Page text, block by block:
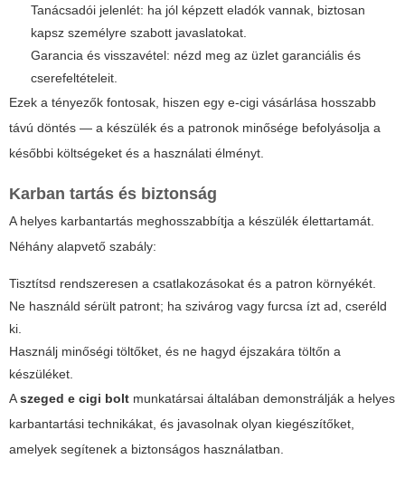
Tanácsadói jelenlét: ha jól képzett eladók vannak, biztosan
kapsz személyre szabott javaslatokat.
Garancia és visszavétel: nézd meg az üzlet garanciális és
cserefeltételeit.
Ezek a tényezők fontosak, hiszen egy e-cigi vásárlása hosszabb
távú döntés — a készülék és a patronok minősége befolyásolja a
későbbi költségeket és a használati élményt.
Karban tartás és biztonság
A helyes karbantartás meghosszabbítja a készülék élettartamát.
Néhány alapvető szabály:
Tisztítsd rendszeresen a csatlakozásokat és a patron környékét.
Ne használd sérült patront; ha szivárog vagy furcsa ízt ad, cseréld
ki.
Használj minőségi töltőket, és ne hagyd éjszakára töltőn a
készüléket.
Aszeged e cigi bolt munkatársai általában demonstrálják a helyes
karbantartási technikákat, és javasolnak olyan kiegészítőket,
amelyek segítenek a biztonságos használatban.